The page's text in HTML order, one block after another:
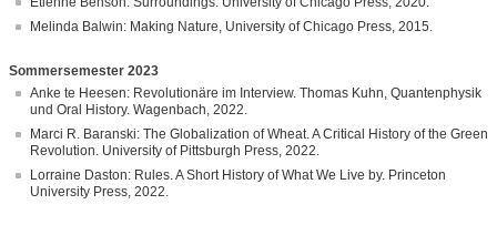
Melinda Balwin: Making Nature, University of Chicago Press, 2015.
Sommersemester 2023
Anke te Heesen: Revolutionäre im Interview. Thomas Kuhn, Quantenphysik
und Oral History. Wagenbach, 2022.
Marci R. Baranski: The Globalization of Wheat. A Critical History of the Green
Revolution. University of Pittsburgh Press, 2022.
Lorraine Daston: Rules. A Short History of What We Live by. Princeton
University Press, 2022.